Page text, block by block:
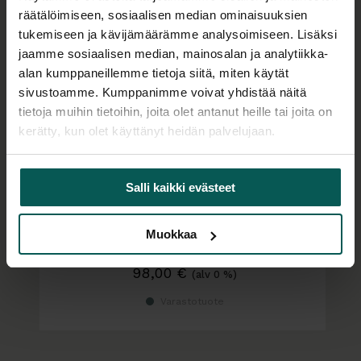
räätälöimiseen, sosiaalisen median ominaisuuksien
tukemiseen ja kävijämäärämme analysoimiseen. Lisäksi
jaamme sosiaalisen median, mainosalan ja analytiikka-
alan kumppaneillemme tietoja siitä, miten käytät
sivustoamme. Kumppanimme voivat yhdistää näitä
tietoja muihin tietoihin, joita olet antanut heille tai joita on
kerätty, kun olet käyttänyt heidän palvelujaan.
Salli kaikki evästeet
Muokkaa
datapaneeli
3 sähköpistoketta, 2 LAN-porttia
98,00€(alv 0 %)